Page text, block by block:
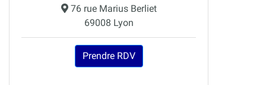
76 rue Marius Berliet
69008 Lyon
Prendre RDV